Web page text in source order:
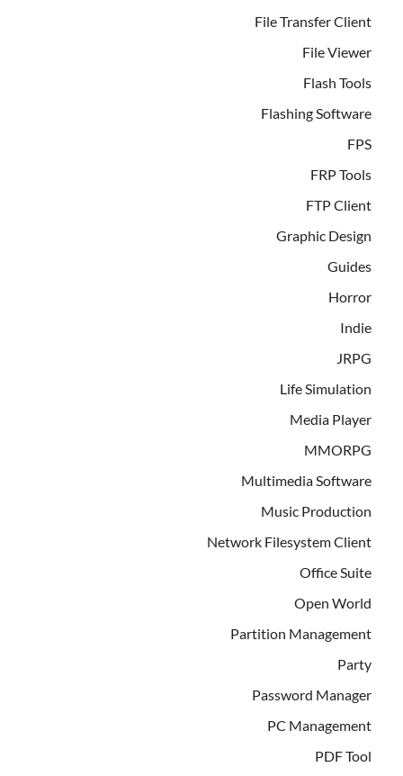
File Transfer Client
File Viewer
Flash Tools
Flashing Software
FPS
FRP Tools
FTP Client
Graphic Design
Guides
Horror
Indie
JRPG
Life Simulation
Media Player
MMORPG
Multimedia Software
Music Production
Network Filesystem Client
Office Suite
Open World
Partition Management
Party
Password Manager
PC Management
PDF Tool